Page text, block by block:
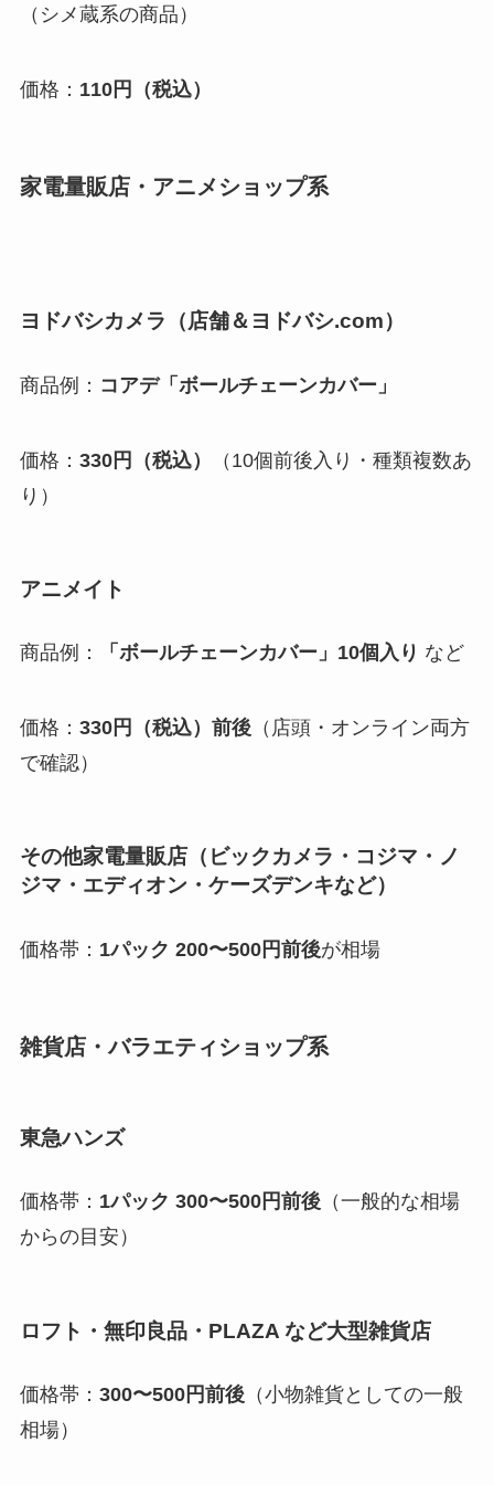
（シメ蔵系の商品）
価格： 110円（税込）
家電量販店・アニメショップ系
ヨドバシカメラ（店舗＆ヨドバシ.com）
商品例： コアデ「ボールチェーンカバー」
価格： 330円（税込）
（10個前後入り・種類複数あ
り）
アニメイト
商品例： 「ボールチェーンカバー」10個入り など
価格： 330円（税込）前後（店頭・オンライン両方
で確認）
その他家電量販店（ビックカメラ・コジマ・ノ
ジマ・エディオン・ケーズデンキなど）
価格帯： 1パック 200〜500円前後が相場
雑貨店・バラエティショップ系
東急ハンズ
価格帯： 1パック 300〜500円前後（一般的な相場
からの目安）
ロフト・無印良品・PLAZA など大型雑貨店
価格帯： 300〜500円前後（小物雑貨としての一般
相場）